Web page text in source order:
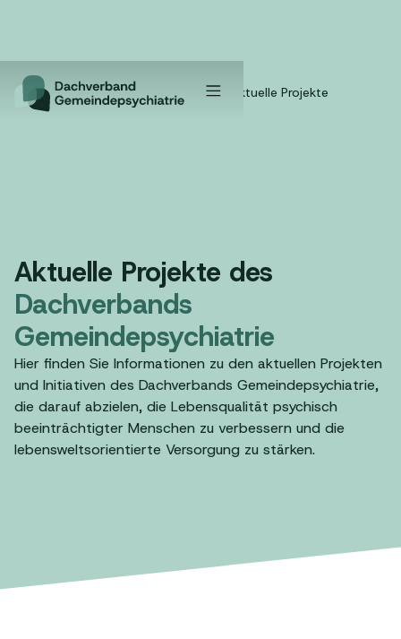
Home / Projekte Aktuelle Projekte
Aktuelle Projekte des
Dachverbands
Gemeindepsychiatrie
Hier finden Sie Informationen zu den aktuellen Projekten
und Initiativen des Dachverbands Gemeindepsychiatrie,
die darauf abzielen, die Lebensqualität psychisch
beeinträchtigter Menschen zu verbessern und die
lebensweltsorientierte Versorgung zu stärken.